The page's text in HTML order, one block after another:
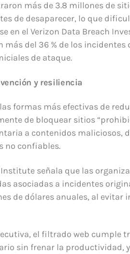
más de 3.8 millones de
de desaparecer, lo que
en el Verizon Data Breach
del 36 % de los
de ataque.
y resiliencia
formas más efectivas de
de bloquear sitios
a contenidos maliciosos,
no confiables.
señala que las
asociadas a incidentes
de dólares anuales, al evitar
el filtrado web cumple
sin frenar la productividad,